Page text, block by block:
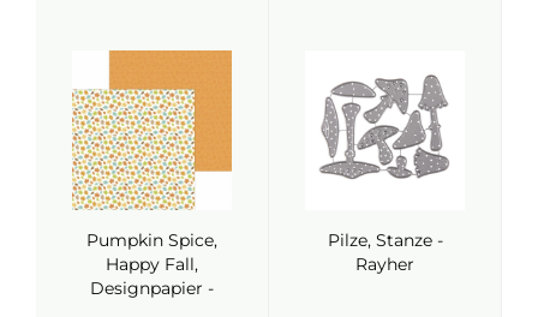
Pumpkin Spice,
Happy Fall,
Designpapier -
Pilze, Stanze -
Rayher